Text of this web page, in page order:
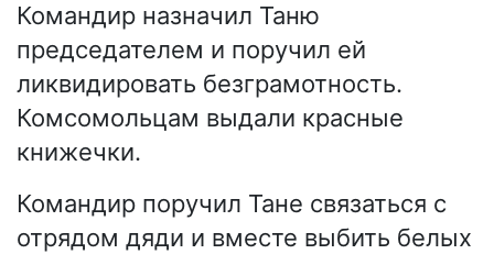
Командир назначил Таню
председателем и поручил ей
ликвидировать безграмотность.
Комсомольцам выдали красные
книжечки.
Командир поручил Тане связаться с
отрядом дяди и вместе выбить белых